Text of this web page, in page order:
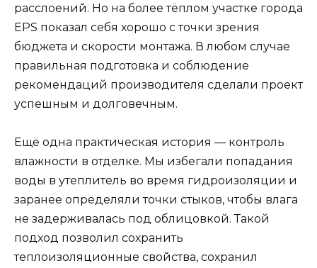
расслоений. Но на более тёплом участке города
EPS показал себя хорошо с точки зрения
бюджета и скорости монтажа. В любом случае
правильная подготовка и соблюдение
рекомендаций производителя сделали проект
успешным и долговечным.
Ещё одна практическая история — контроль
влажности в отделке. Мы избегали попадания
воды в утеплитель во время гидроизоляции и
заранее определяли точки стыков, чтобы влага
не задерживалась под облицовкой. Такой
подход позволил сохранить
теплоизоляционные свойства, сохранил